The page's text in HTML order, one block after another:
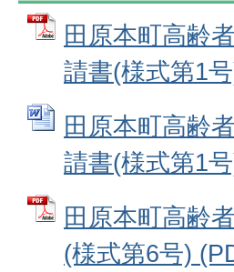
田原本町高齢
請書(様式第1
田原本町高齢
請書(様式第1
田原本町高齢
(様式第6号)